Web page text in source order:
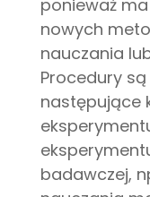
ponieważ
nowych
nauczania
Procedury
następujące
badawczej,